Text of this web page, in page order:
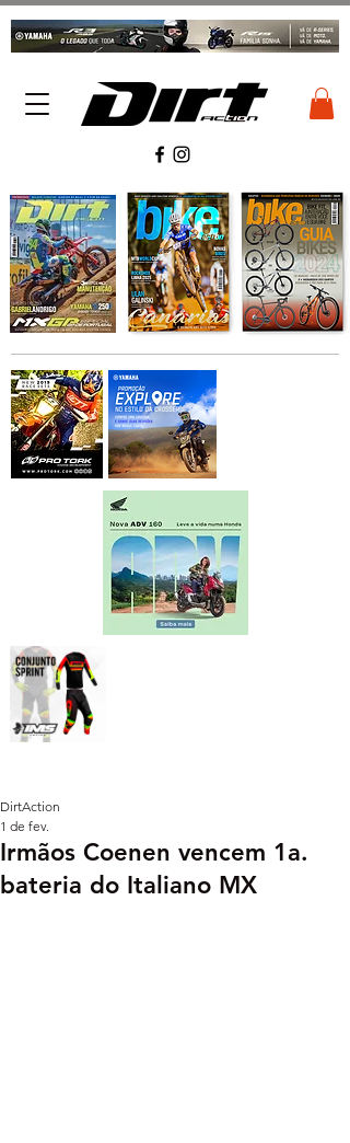
Irmãos Coenen vencem 1a.
bateria do Italiano MX
DirtAction
1 de fev.